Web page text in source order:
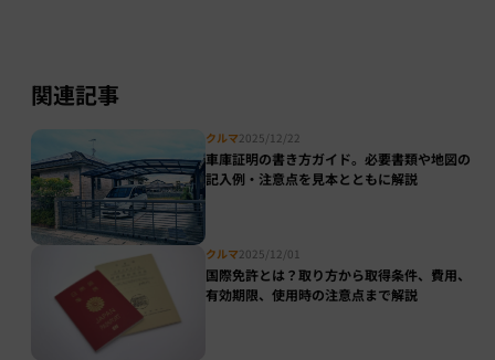
関連記事
クルマ2025/12/22
車庫証明の書き方ガイド。必要書類や地図の
記入例・注意点を見本とともに解説
クルマ2025/12/01
国際免許とは？取り方から取得条件、費用、
有効期限、使用時の注意点まで解説